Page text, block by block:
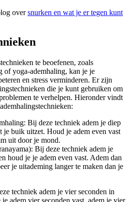
oversnurken en wat je er tegen kunt
te beoefenen, zoals
of yoga-ademhaling, kan je je
en stress verminderen. Er zijn
die je kunt gebruiken om
te verhelpen. Hieronder vindt
Bij deze techniek adem je diep
je buik uitzet. Houd je adem even vast
uit door je mond.
Bij deze techniek adem je
houd je je adem even vast. Adem dan
je uitademing langer te maken dan je
techniek adem je vier seconden in